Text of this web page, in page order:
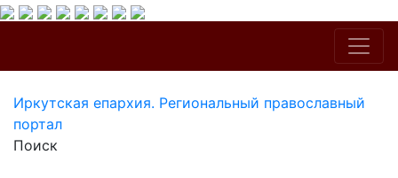
Иркутская епархия. Региональный православный
портал
Поиск